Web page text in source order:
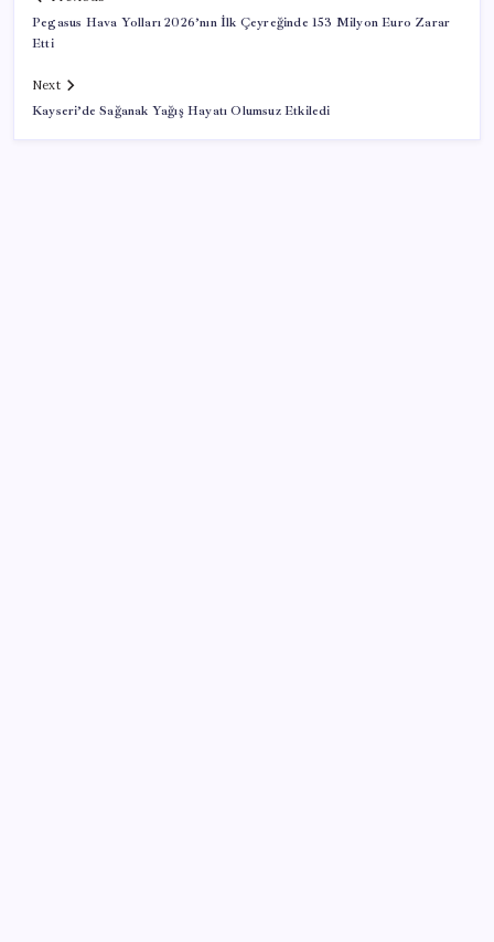
Pegasus Hava Yolları 2026’nın İlk Çeyreğinde 153 Milyon Euro Zarar
Etti
Next
Kayseri’de Sağanak Yağış Hayatı Olumsuz Etkiledi